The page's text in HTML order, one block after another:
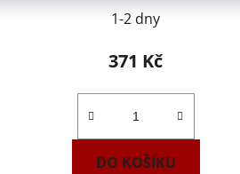
1-2 dny
371 Kč
DO KOŠÍKU